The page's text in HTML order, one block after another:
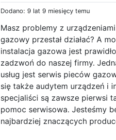
Dodano: 9 lat 9 miesięcy temu
Masz problemy z
gazowy przestał działać? A
instalacja gazowa jest
zadzwoń do naszej firmy.
usług jest serwis pieców
się także audytem urządzeń i
specjaliści są zawsze pierwsi
pomoc serwisowa. Jesteśmy
najbardziej znaczących